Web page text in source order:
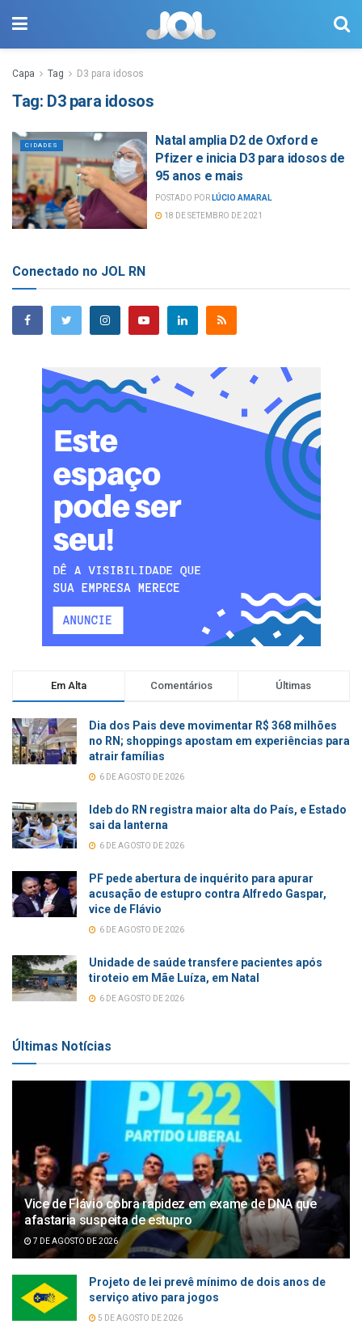
Capa Tag D3 para idosos
Tag: D3 para idosos
CIDADES
Natal amplia D2 de Oxford e
Pfizer e inicia D3 para idosos de
95 anos e mais
POSTADO POR LÚCIO AMARAL
18 DE SETEMBRO DE 2021
Conectado no JOL RN
Em Alta Comentários Últimas
Dia dos Pais deve movimentar R$ 368 milhões
no RN; shoppings apostam em experiências para
atrair famílias
6 DE AGOSTO DE 2026
Ideb do RN registra maior alta do País, e Estado
sai da lanterna
6 DE AGOSTO DE 2026
PF pede abertura de inquérito para apurar
acusação de estupro contra Alfredo Gaspar,
vice de Flávio
6 DE AGOSTO DE 2026
Unidade de saúde transfere pacientes após
tiroteio em Mãe Luíza, em Natal
6 DE AGOSTO DE 2026
Últimas Notícias
Vice de Flávio cobra rapidez em exame de DNA que
afastaria suspeita de estupro
7 DE AGOSTO DE 2026
Projeto de lei prevê mínimo de dois anos de
serviço ativo para jogos
5 DE AGOSTO DE 2026